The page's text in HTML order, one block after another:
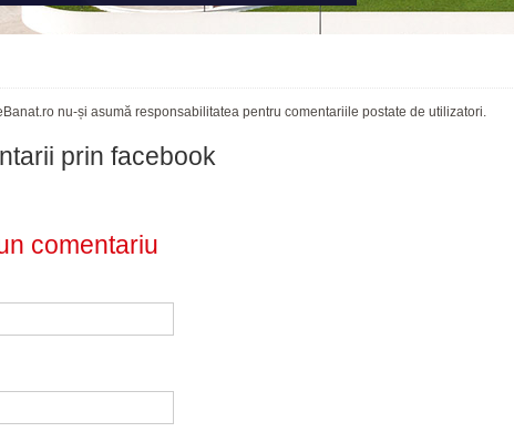
nu-și asumă responsabilitatea pentru comentariile postate de utilizatori.
prin facebook
comentariu